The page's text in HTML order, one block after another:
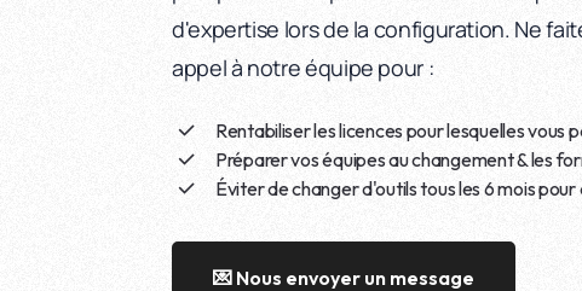
d'expertise lors de la configuration. Ne
appel à notre équipe pour :
Rentabiliser les licences pour lesquelles vous
Préparer vos équipes au changement & les
Éviter de changer d'outils tous les 6 mois pour
💌 Nous envoyer un message